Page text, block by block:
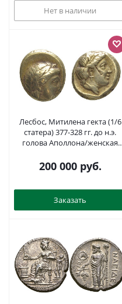
Нет в наличии
Лесбос, Митилена гекта (1/6
статера) 377-328 гг. до н.э.
голова Аполлона/женская
Aulock 1714 электр 00-801-93
200 000руб.
Заказать